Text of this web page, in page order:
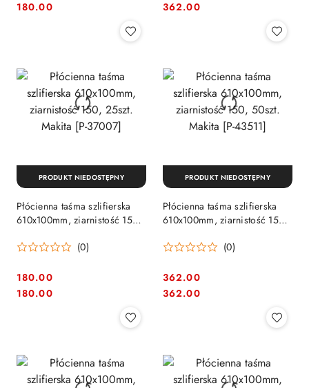
Cena:
Cena:
180.00 Cena:
Cena:
362.00
Płócienna taśma szlifierska
610x100mm, ziarnistość 150,
(0)
Cena:
180.00
Cena:
180.00
PRODUKT NIEDOSTĘPNY
Płócienna taśma szlifierska
610x100mm, ziarnistość 150,
(0)
Cena:
362.00
Cena:
362.00
PRODUKT NIEDOSTĘPNY